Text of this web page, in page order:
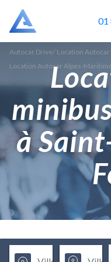
01
Autocar Drive/ Location
Location Autocar Alpes-
à